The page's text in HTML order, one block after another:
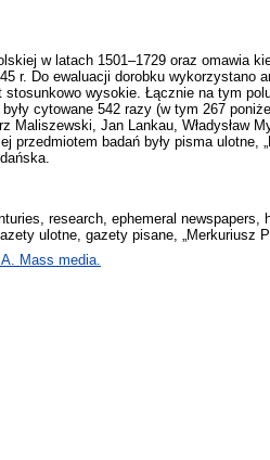
w latach 1501–1729 oraz omawia
r. Do ewaluacji dorobku wykorzystano
wysokie. Łącznie na tym
cytowane 542 razy (w tym 267
Maliszewski, Jan Lankau, Władysław
przedmiotem badań były pisma ulotne,
research, ephemeral newspapers,
ulotne, gazety pisane, „Merkuriusz
Mass media.